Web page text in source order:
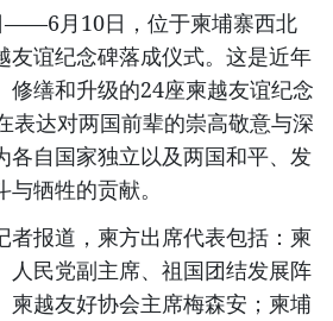
——6月10日，位于柬埔寨西北
友谊纪念碑落成仪式。这是近年
修缮和升级的24座柬越友谊纪念
表达对两国前辈的崇高敬意与深
各自国家独立以及两国和平、发
牺牲的贡献。
者报道，柬方出席代表包括：柬
人民党副主席、祖国团结发展阵
柬越友好协会主席梅森安；柬埔